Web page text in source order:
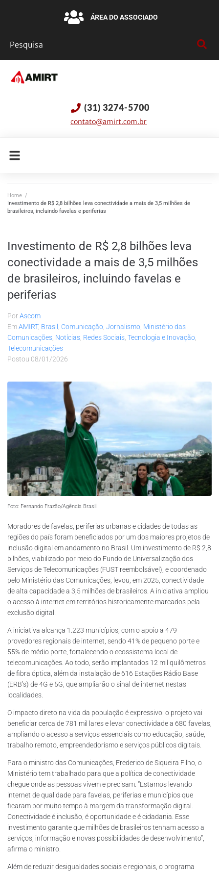
ÁREA DO ASSOCIADO
(31) 3274-5700
contato@amirt.com.br
Home /
Investimento de R$ 2,8 bilhões leva conectividade a mais de 3,5 milhões de
brasileiros, incluindo favelas e periferias
Investimento de R$ 2,8 bilhões leva
conectividade a mais de 3,5 milhões
de brasileiros, incluindo favelas e
periferias
PorAscom
EmAMIRT, Brasil Comunicação Jornalismo Ministério das
Comunicações Notícias Redes Sociais Tecnologia e Inovação
Telecomunicações
Postou 08/01/2026
Foto: Fernando Frazão/Agência Brasil
Moradores de favelas, periferias urbanas e cidades de todas as
regiões do país foram beneficiados por um dos maiores projetos de
inclusão digital em andamento no Brasil. Um investimento de R$ 2,8
bilhões, viabilizado por meio do Fundo de Universalização dos
Serviços de Telecomunicações (FUST reembolsável), e coordenado
pelo Ministério das Comunicações, levou, em 2025, conectividade
de alta capacidade a 3,5 milhões de brasileiros. A iniciativa ampliou
o acesso à internet em territórios historicamente marcados pela
exclusão digital.
A iniciativa alcança 1.223 municípios, com o apoio a 479
provedores regionais de internet, sendo 41% de pequeno porte e
55% de médio porte, fortalecendo o ecossistema local de
telecomunicações. Ao todo, serão implantados 12 mil quilômetros
de fibra óptica, além da instalação de 616 Estações Rádio Base
(ERB’s) de 4G e 5G, que ampliarão o sinal de internet nestas
localidades.
O impacto direto na vida da população é expressivo: o projeto vai
beneficiar cerca de 781 mil lares e levar conectividade a 680 favelas,
ampliando o acesso a serviços essenciais como educação, saúde,
trabalho remoto, empreendedorismo e serviços públicos digitais.
Para o ministro das Comunicações, Frederico de Siqueira Filho, o
Ministério tem trabalhado para que a política de conectividade
chegue onde as pessoas vivem e precisam. “Estamos levando
internet de qualidade para favelas, periferias e municípios que
ficaram por muito tempo à margem da transformação digital.
Conectividade é inclusão, é oportunidade e é cidadania. Esse
investimento garante que milhões de brasileiros tenham acesso a
serviços, informação e novas possibilidades de desenvolvimento”,
afirma o ministro.
Além de reduzir desigualdades sociais e regionais, o programa